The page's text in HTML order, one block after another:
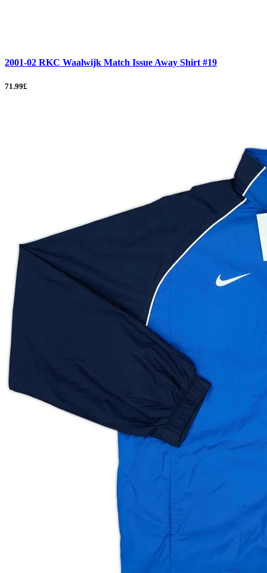
2001-02 RKC Waalwijk Match Issue Away Shirt #19
71.99£